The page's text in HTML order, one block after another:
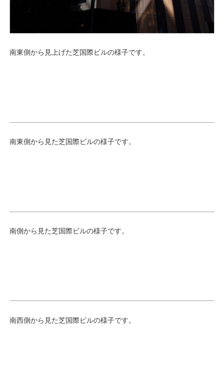
南東側から見上げた芝国際ビルの様子です。
南東側から見た芝国際ビルの様子です。
南側から見た芝国際ビルの様子です。
南西側から見た芝国際ビルの様子です。